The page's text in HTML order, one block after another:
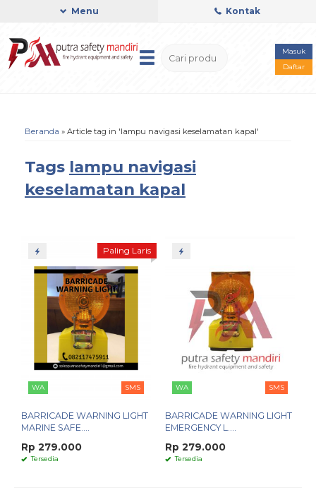
Menu Kontak
Masuk
Daftar
Beranda » Article tag in 'lampu navigasi keselamatan kapal'
Tags lampu navigasi
keselamatan kapal
Paling Laris
WA SMS
BARRICADE WARNING LIGHT
MARINE SAFE....
Rp 279.000
Tersedia
WA SMS
BARRICADE WARNING LIGHT
EMERGENCY L....
Rp 279.000
Tersedia